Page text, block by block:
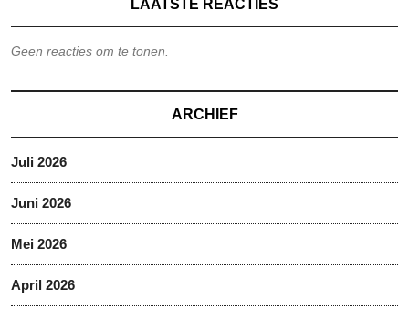
LAATSTE REACTIES
Geen reacties om te tonen.
ARCHIEF
Juli 2026
Juni 2026
Mei 2026
April 2026